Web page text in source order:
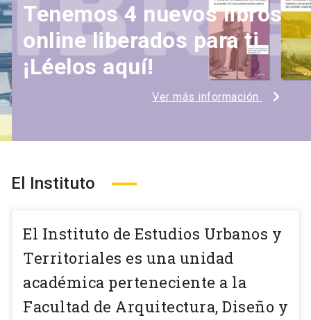
Tenemos 4 nuevos libros
online liberados para ti
¡Léelos aquí!
Ver más información
El Instituto
El Instituto de Estudios Urbanos y
Territoriales es una unidad
académica perteneciente a la
Facultad de Arquitectura, Diseño y